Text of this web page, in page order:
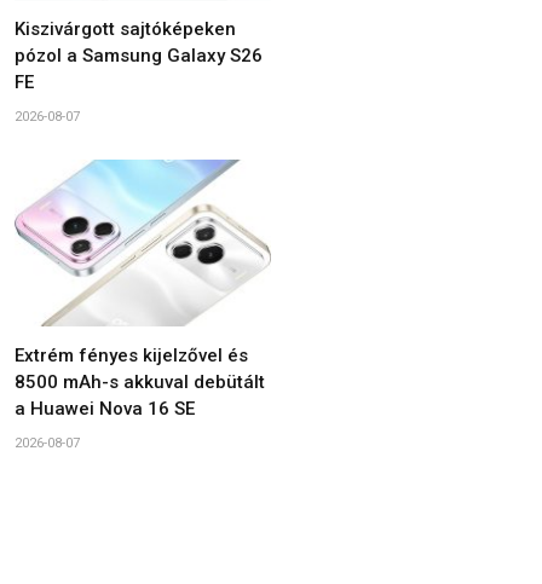
Kiszivárgott sajtóképeken
pózol a Samsung Galaxy S26
FE
2026-08-07
Extrém fényes kijelzővel és
8500 mAh-s akkuval debütált
a Huawei Nova 16 SE
2026-08-07